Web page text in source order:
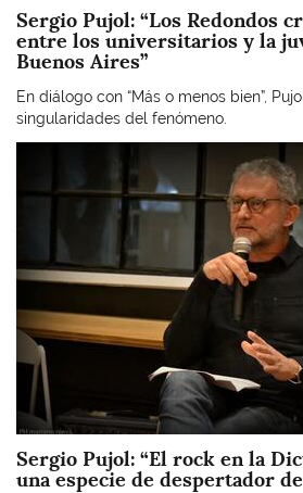
Sergio Pujol: “Los Redondos
entre los universitarios y la
Buenos Aires”
En diálogo con “Más o menos bien”,
singularidades del fenómeno.
Sergio Pujol: “El rock en la
una especie de despertador